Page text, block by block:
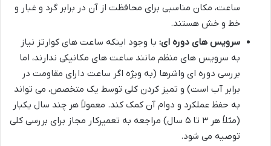
ساعت، مکان مناسبی برای محافظت از آن در برابر گرد و غبار و
خط و خش هستند.
سرویس های دوره ای: با وجود اینکه ساعت های کوارتز نیاز
به سرویس های منظم مانند ساعت های مکانیکی ندارند، اما
بررسی دوره ای واشرها (به ویژه اگر ساعت دارای مقاومت در
برابر آب است) و تمیز کردن کلی توسط یک متخصص، می تواند
به حفظ عملکرد و دوام آن کمک کند. معمولاً هر چند سال یکبار
(مثلاً هر ۳ تا ۵ سال) مراجعه به تعمیرکار مجاز برای بررسی کلی
توصیه می شود.